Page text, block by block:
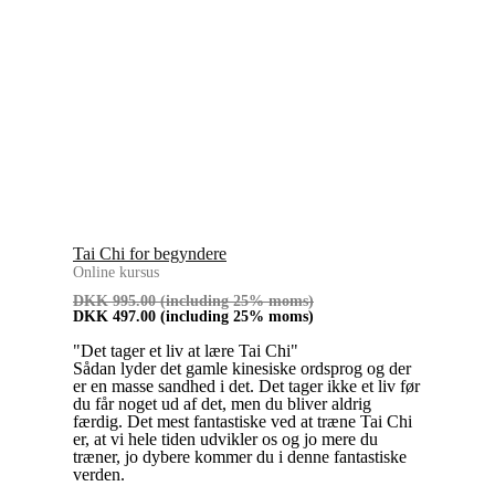
Tai Chi for begyndere
Online kursus
DKK 995.00 (including 25% moms)
DKK 497.00 (including 25% moms)
"Det tager et liv at lære Tai Chi"
Sådan lyder det gamle kinesiske ordsprog og der
er en masse sandhed i det. Det tager ikke et liv før
du får noget ud af det, men du bliver aldrig
færdig. Det mest fantastiske ved at træne Tai Chi
er, at vi hele tiden udvikler os og jo mere du
træner, jo dybere kommer du i denne fantastiske
verden.